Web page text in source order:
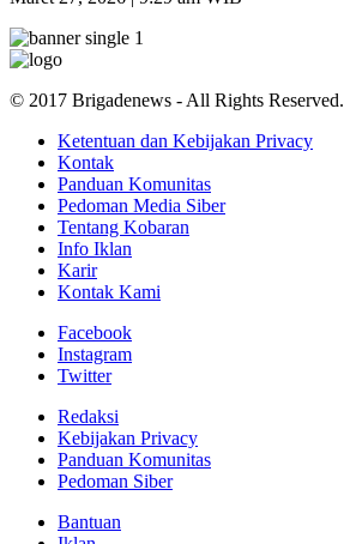
© 2017 Brigadenews - All Rights Reserved.
Ketentuan dan Kebijakan Privacy
Kontak
Panduan Komunitas
Pedoman Media Siber
Tentang Kobaran
Info Iklan
Karir
Kontak Kami
Facebook
Instagram
Twitter
Redaksi
Kebijakan Privacy
Panduan Komunitas
Pedoman Siber
Bantuan